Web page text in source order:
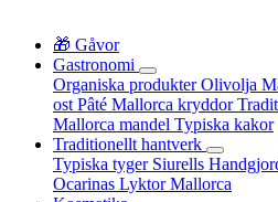
🎁 Gåvor
Gastronomi
Organiska produkterOlivolja
ost Pâté Mallorca kryddor
Mallorca mandel Typiska kakor
Traditionellt hantverk
Typiska tyger Siurells
Ocarinas Lyktor Mallorca